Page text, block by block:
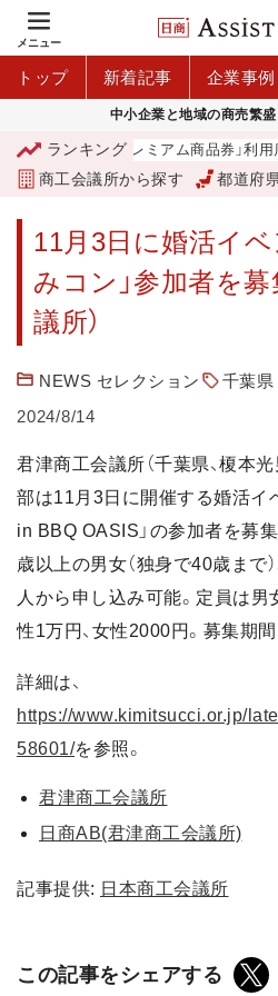
メニュー
トップ 新着記事 企業事例
中小企業と地域の商売繁盛
ランキング
「青森市プレミアム商品券」利用
商工会議所から探す 都道府
11月3日に婚活イベ
みコン」参加者を募
議所）
NEWS セレクション 千葉県
2024/8/14
君津商工会議所（千葉県、榎本
部は11月3日に開催する婚活イ
in BBQ OASIS」の参加者を募
歳以上の男女（独身で40歳まで
人から申し込み可能。定員は男
性1万円、女性2000円。募集期
詳細は、
https://www.kimitsucci.or.jp/
58601/を参照。
君津商工会議所
日商AB(君津商工会議所)
記事提供: 日本商工会議所
この記事をシェアする